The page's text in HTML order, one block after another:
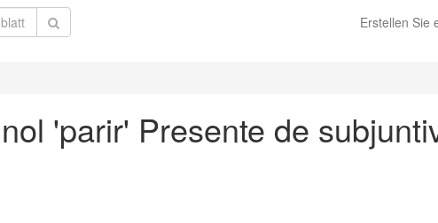
Erstellen Sie
'parir' Presente de